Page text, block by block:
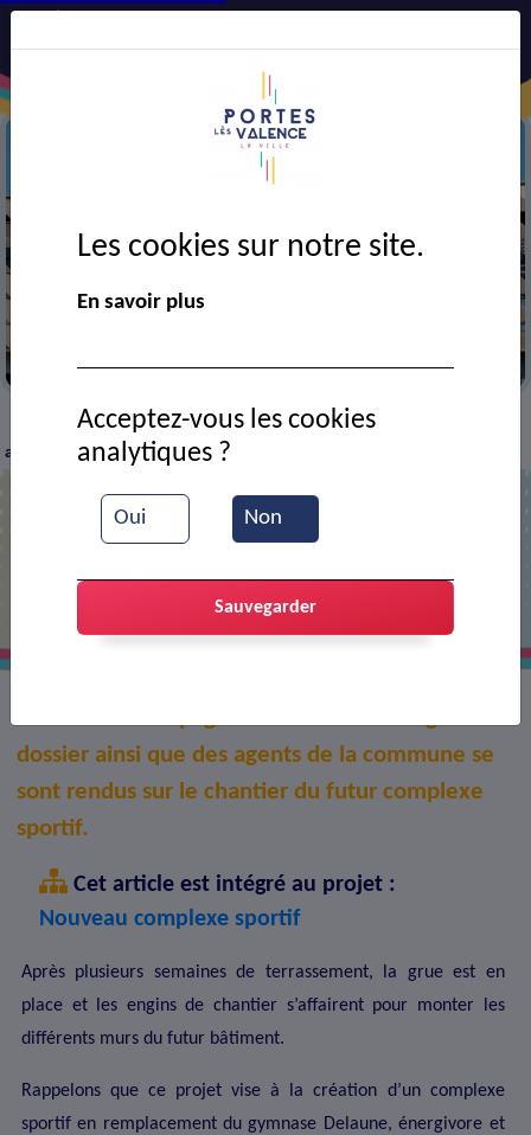
> Actualités > Futur complexe sportif, le chantier
avance.
Futur complexe sportif, le chantier
avance.
dossier ainsi que des agents de la commune se
sont rendus sur le chantier du futur complexe
sportif.
Cet article est intégré au projet :
Nouveau complexe sportif
Après plusieurs semaines de terrassement, la grue est en
place et les engins de chantier s’affairent pour monter les
différents murs du futur bâtiment.
Rappelons que ce projet vise à la création d’un complexe
sportif en remplacement du gymnase Delaune, énergivore et
Les cookies sur notre site.
En savoir plus
Oui Non
Acceptez-vous les cookies
analytiques ?
Sauvegarder